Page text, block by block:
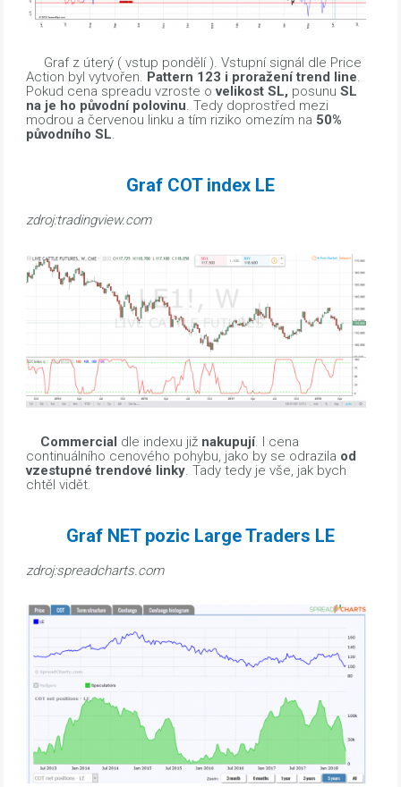
Graf z úterý ( vstup pondělí ). Vstupní signál dle Price
Action byl vytvořen. Pattern 123 i proražení trend line.
Pokud cena spreadu vzroste ovelikost SL, posunuSL
na je ho původní polovinu. Tedy doprostřed mezi
modrou a červenou linku a tím riziko omezím na 50%
původního SL.
Graf COT index LE
zdroj:tradingview.com
Commercial dle indexu již nakupují. I cena
continuálního cenového pohybu, jako by se odrazila od
vzestupné trendové linky. Tady tedy je vše, jak bych
chtěl vidět.
Graf NET pozic Large Traders LE
zdroj:spreadcharts.com